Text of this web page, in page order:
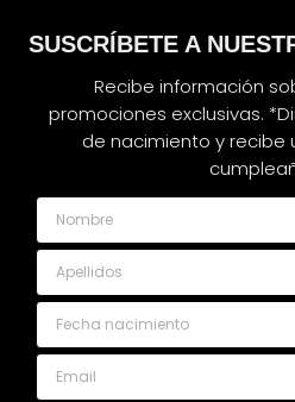
SUSCRÍBETE A
Recibe información
promociones exclusivas.
de nacimiento y recibe
Nombre
Apellidos
Fecha nacimiento
Email